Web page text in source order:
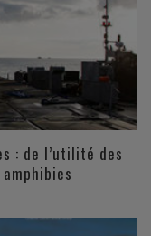
: de l’utilité des